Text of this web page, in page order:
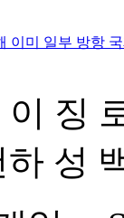
징
성